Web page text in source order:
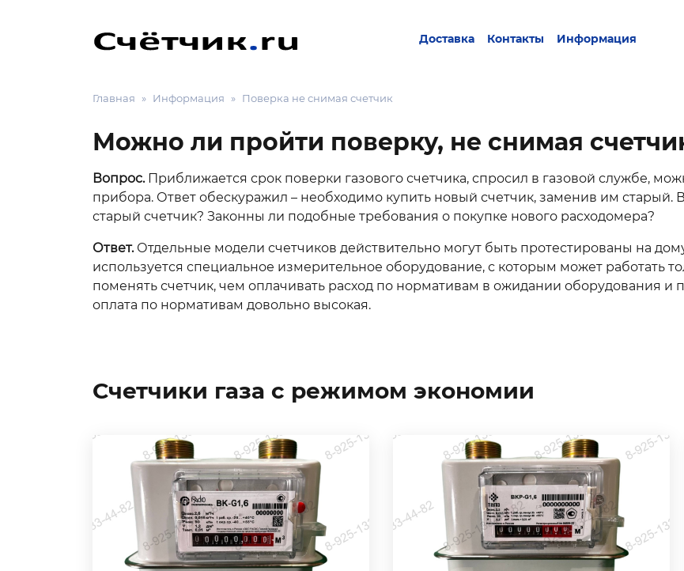
Доставка Контакты Информация
Главная Информация Поверка не снимая счетчик
Можно ли пройти поверку, не снимая
Вопрос.Приближается срок поверки газового счетчика, спросил в газовой службе,
прибора. Ответ обескуражил – необходимо купить новый счетчик, заменив им старый.
старый счетчик? Законны ли подобные требования о покупке нового расходомера?
Ответ.Отдельные модели счетчиков действительно могут быть протестированы на
используется специальное измерительное оборудование, с которым может работать
поменять счетчик, чем оплачивать расход по нормативам в ожидании оборудования и
оплата по нормативам довольно высокая.
Счетчики газа с режимом экономии